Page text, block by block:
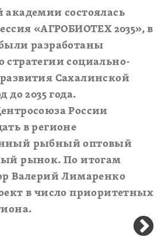
состоялась
«АГРОБИОТЕХ 2035», в
разработаны
социально-
Сахалинской
до 2035 года.
России
в регионе
рыбный оптовый
рынок. По итогам
Валерий Лимаренко
в число приоритетных